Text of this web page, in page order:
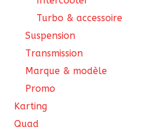
Turbo & accessoire
Suspension
Transmission
Marque & modèle
Promo
Karting
Quad